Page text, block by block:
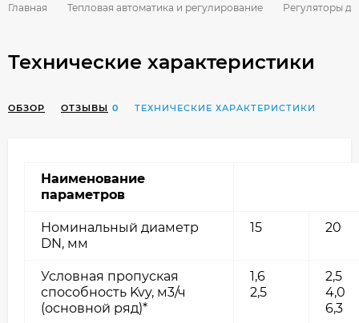
Главная Тепловая автоматика и регулирование Регуляторы
Технические характеристики
ОБЗОР ОТЗЫВЫ 0 ТЕХНИЧЕСКИЕ ХАРАКТЕРИСТИКИ
Наименование
параметров
Номинальный диаметр
DN, мм
15 20
Условная пропуская
способность Kvy, м3/ч
(основной ряд)*
1,6
2,5
2,5
4,0
6,3